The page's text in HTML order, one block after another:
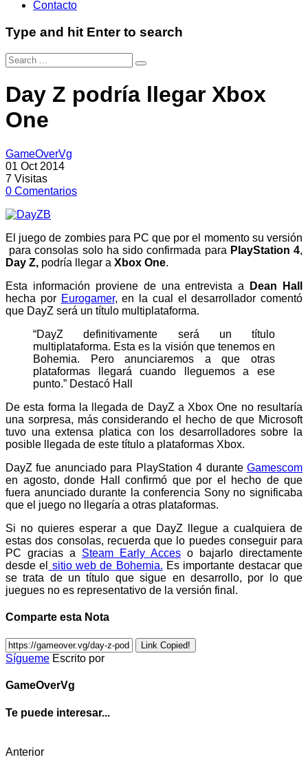
Contacto
Type and hit Enter to search
Day Z podría llegar Xbox
One
GameOverVg
01 Oct 2014
7 Visitas
0 Comentarios
El juego de zombies para PC que por el momento su versión
para consolas solo ha sido confirmada para PlayStation 4,
Day Z, podría llegar a Xbox One.
Esta información proviene de una entrevista a
Dean Hall
hecha por Eurogamer, en la cual el desarrollador comentó
que DayZ será un título multiplataforma.
“DayZ definitivamente será un título
multiplataforma. Esta es la visión que tenemos en
Bohemia. Pero anunciaremos a que otras
plataformas llegará cuando lleguemos a ese
punto.” Destacó Hall
De esta forma la llegada de DayZ a Xbox One no resultaría
una sorpresa, más considerando el hecho de que Microsoft
tuvo una extensa platica con los desarrolladores sobre la
posible llegada de este título a plataformas Xbox.
DayZ fue anunciado para PlayStation 4 durante Gamescom
en agosto, donde Hall confirmó que por el hecho de que
fuera anunciado durante la conferencia Sony no significaba
que el juego no llegaría a otras plataformas.
Si no quieres esperar a que DayZ llegue a cualquiera de
estas dos consolas, recuerda que lo puedes conseguir para
PC gracias a Steam Early Acces o bajarlo directamente
desde el sitio web de Bohemia. Es importante destacar que
se trata de un título que sigue en desarrollo, por lo que
juegues no es representativo de la versión final.
Comparte esta Nota
Link Copied!
Sígueme Escrito por
GameOverVg
Te puede interesar...
Anterior